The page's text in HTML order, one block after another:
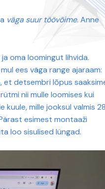
väga suur töövõime. Anne
oma loomingut lihvida.
ees väga range ajaraam:
et detsembri lõpus
nii mulle loomises kui
kuule, mille jooksul valmis 28
esimest montaaži
loo sisulised lüngad.